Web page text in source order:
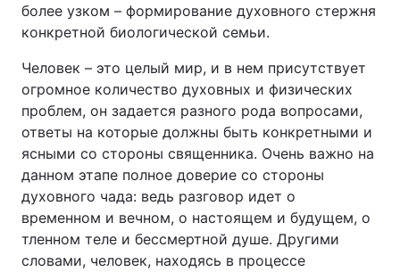
более узком – формирование духовного стержня
конкретной биологической семьи.
Человек – это целый мир, и в нем присутствует
огромное количество духовных и физических
проблем, он задается разного рода вопросами,
ответы на которые должны быть конкретными и
ясными со стороны священника. Очень важно на
данном этапе полное доверие со стороны
духовного чада: ведь разговор идет о
временном и вечном, о настоящем и будущем, о
тленном теле и бессмертной душе. Другими
словами, человек, находясь в процессе